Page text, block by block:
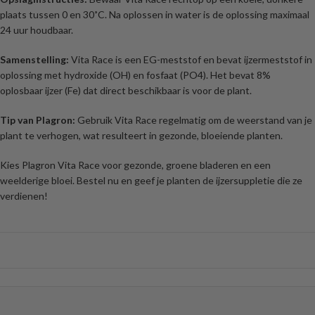
plaats tussen 0 en 30˚C. Na oplossen in water is de oplossing maximaal
24 uur houdbaar.
Samenstelling: Vita Race is een EG-meststof en bevat ijzermeststof in
oplossing met hydroxide (OH) en fosfaat (PO4). Het bevat 8%
oplosbaar ijzer (Fe) dat direct beschikbaar is voor de plant.
Tip van Plagron: Gebruik Vita Race regelmatig om de weerstand van je
plant te verhogen, wat resulteert in gezonde, bloeiende planten.
Kies Plagron Vita Race voor gezonde, groene bladeren en een
weelderige bloei. Bestel nu en geef je planten de ijzersuppletie die ze
verdienen!